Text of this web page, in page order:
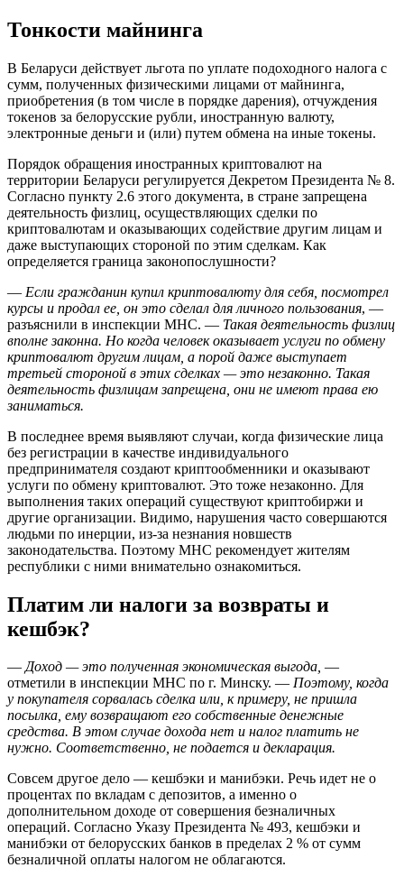
Тонкости майнинга
В Беларуси действует льгота по уплате подоходного налога с
сумм, полученных физическими лицами от майнинга,
приобретения (в том числе в порядке дарения), отчуждения
токенов за белорусские рубли, иностранную валюту,
электронные деньги и (или) путем обмена на иные токены.
Порядок обращения иностранных криптовалют на
территории Беларуси регулируется Декретом Президента № 8.
Согласно пункту 2.6 этого документа, в стране запрещена
деятельность физлиц, осуществляющих сделки по
криптовалютам и оказывающих содействие другим лицам и
даже выступающих стороной по этим сделкам. Как
определяется граница законопослушности?
— Если гражданин купил криптовалюту для себя, посмотрел
курсы и продал ее, он это сделал для личного пользования, —
разъяснили в инспекции МНС. — Такая деятельность физлиц
вполне законна. Но когда человек оказывает услуги по обмену
криптовалют другим лицам, а порой даже выступает
третьей стороной в этих сделках — это незаконно. Такая
деятельность физлицам запрещена, они не имеют права ею
заниматься.
В последнее время выявляют случаи, когда физические лица
без регистрации в качестве индивидуального
предпринимателя создают криптообменники и оказывают
услуги по обмену криптовалют. Это тоже незаконно. Для
выполнения таких операций существуют криптобиржи и
другие организации. Видимо, нарушения часто совершаются
людьми по инерции, из-за незнания новшеств
законодательства. Поэтому МНС рекомендует жителям
республики с ними внимательно ознакомиться.
Платим ли налоги за возвраты и
кешбэк?
—Доход — это полученная экономическая выгода, —
отметили в инспекции МНС по г. Минску. — Поэтому, когда
у покупателя сорвалась сделка или, к примеру, не пришла
посылка, ему возвращают его собственные денежные
средства. В этом случае дохода нет и налог платить не
нужно. Соответственно, не подается и декларация.
Совсем другое дело — кешбэки и манибэки. Речь идет не о
процентах по вкладам с депозитов, а именно о
дополнительном доходе от совершения безналичных
операций. Согласно Указу Президента № 493, кешбэки и
манибэки от белорусских банков в пределах 2 % от сумм
безналичной оплаты налогом не облагаются.